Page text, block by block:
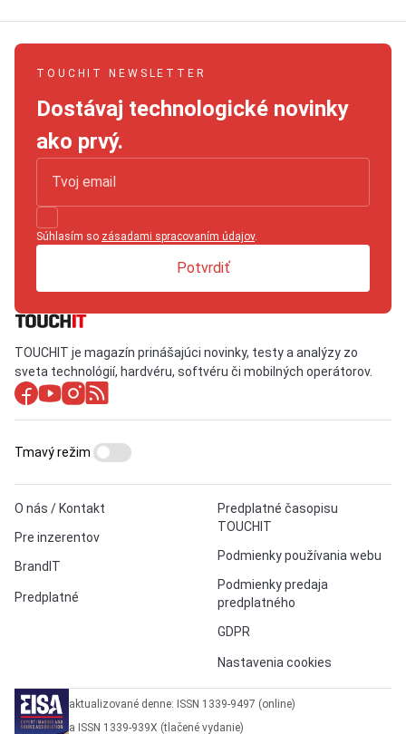
TOUCHIT NEWSLETTER
Dostávaj technologické novinky
ako prvý.
Súhlasím so zásadami spracovaním údajov.
Potvrdiť
TOUCHIT je magazín prinášajúci novinky, testy a analýzy zo
sveta technológií, hardvéru, softvéru či mobilných operátorov.
O nás / Kontakt
Pre inzerentov
BrandIT
Predplatné
Predplatné časopisu
TOUCHIT
Podmienky používania webu
Podmienky predaja
predplatného
GDPR
Nastavenia cookies
Tmavý režim
aktualizované denne: ISSN 1339-9497 (online)
a ISSN 1339-939X (tlačené vydanie)